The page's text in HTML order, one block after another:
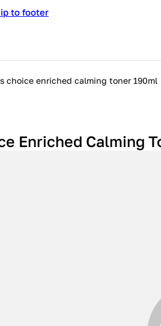
to footer
choice enriched calming toner 190ml
Enriched Calming